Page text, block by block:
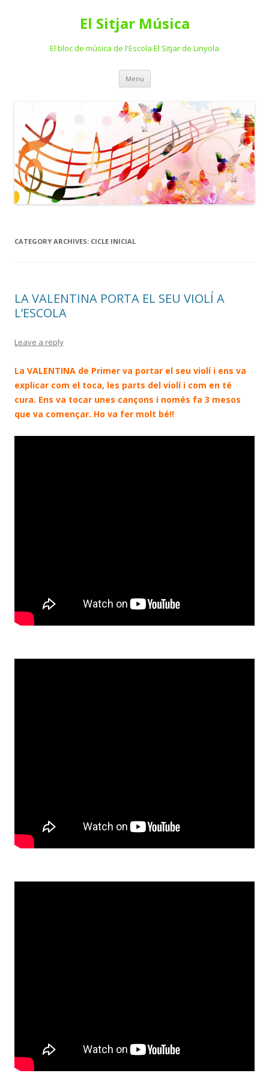
El Sitjar Música
El bloc de música de l'Escola El Sitjar de Linyola
Menu Skip
content
CATEGORY ARCHIVES: CICLE INICIAL
LA VALENTINA PORTA EL SEU VIOLÍ A
L’ESCOLA
Leave a reply
La VALENTINA de Primer va portar el seu violí i ens va
explicar com el toca, les parts del violí i com en té
cura. Ens va tocar unes cançons i només fa 3 mesos
que va començar. Ho va fer molt bé!!